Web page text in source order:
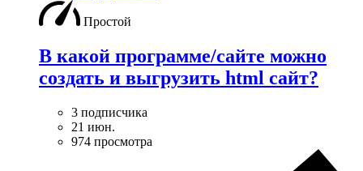
Простой
В какой программе/сайте можно
создать и выгрузить html сайт?
3 подписчика
21 июн.
974 просмотра